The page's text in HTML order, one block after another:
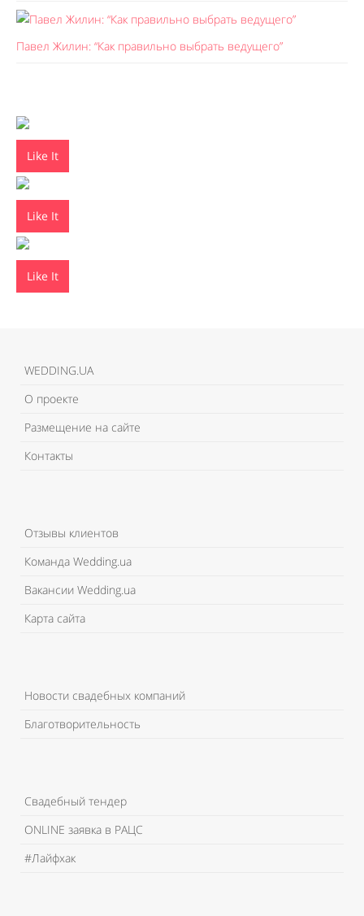
Павел Жилин: “Как правильно выбрать ведущего”
Like It
Like It
Like It
WEDDING.UA
О проекте
Размещение на сайте
Контакты
Отзывы клиентов
Команда Wedding.ua
Вакансии Wedding.ua
Карта сайта
Новости свадебных компаний
Благотворительность
Свадебный тендер
ONLINE заявка в РАЦС
#Лайфхак